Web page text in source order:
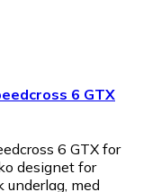
6 GTX
6 GTX for
designet for
med